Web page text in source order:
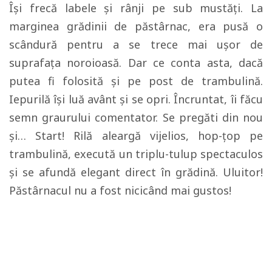
Își frecă labele și rânji pe sub mustăți. La
marginea grădinii de păstârnac, era pusă o
scândură pentru a se trece mai ușor de
suprafața noroioasă. Dar ce conta asta, dacă
putea fi folosită și pe post de trambulină.
Iepurilă își luă avânt și se opri. Încruntat, îi făcu
semn graurului comentator. Se pregăti din nou
și… Start! Rilă aleargă vijelios, hop-țop pe
trambulină, execută un triplu-tulup spectaculos
și se afundă elegant direct în grădină. Uluitor!
Păstârnacul nu a fost nicicând mai gustos!